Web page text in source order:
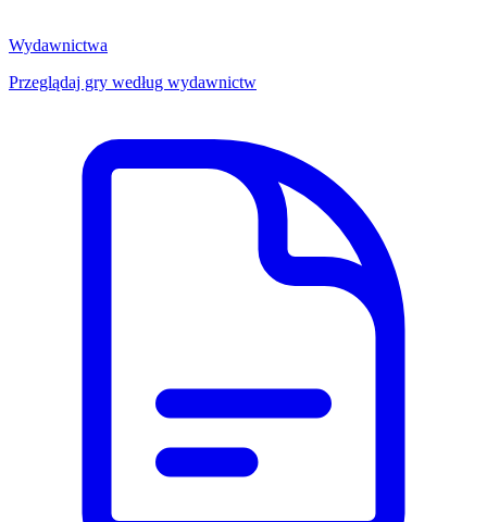
Wydawnictwa
Przeglądaj gry według wydawnictw